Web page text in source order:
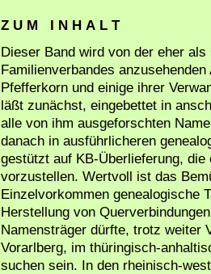
Z U M I N H A L T
Dieser Band wird von der eher als
Familienverbandes
Pfefferkorn und einige ihrer
läßt zunächst, eingebettet in
alle von ihm ausgeforschten
danach in ausführlicheren
gestützt auf KB-Überlieferung,
vorzustellen. Wertvoll ist das
Einzelvorkommen genealogische
Herstellung von
Namensträger dürfte, trotz weiter
Vorarlberg, im thüringisch-
suchen sein. In den rheinisch-